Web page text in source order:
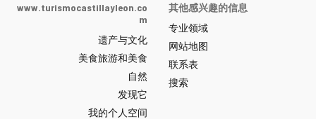
y
León
网
站
门
户
-
www.turismocastillayleon.co
m
遗产与文化
美食旅游和美食
自然
发现它
我的个人空间
其他感兴趣的信息
专业领域
网站地图
联系表
搜索